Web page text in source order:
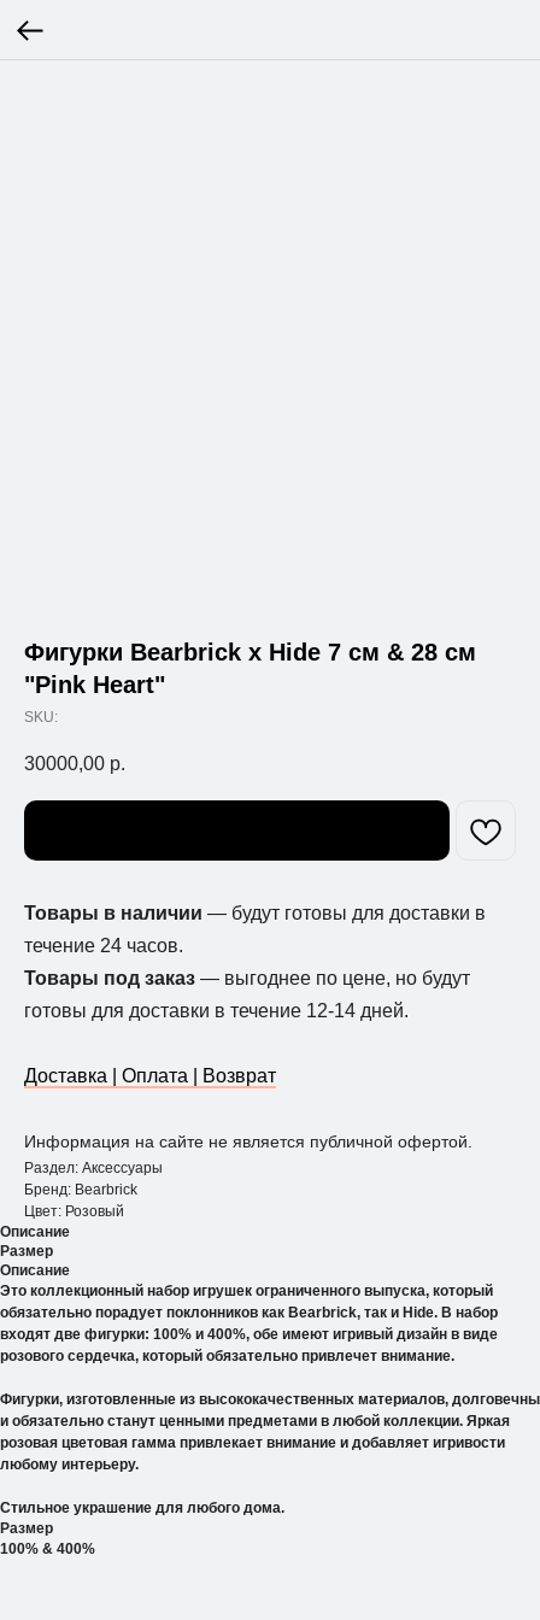
Фигурки Bearbrick x Hide 7 см & 28 см
"Pink Heart"
SKU:
30000,00 р.
Товары в наличии — будут готовы для доставки в
течение 24 часов.
Товары под заказ — выгоднее по цене, но будут
готовы для доставки в течение 12-14 дней.
Доставка | Оплата | Возврат
Информация на сайте не является публичной офертой.
Раздел: Аксессуары
Бренд: Bearbrick
Цвет: Розовый
Описание
Размер
Описание
Это коллекционный набор игрушек ограниченного выпуска, который
обязательно порадует поклонников как Bearbrick, так и Hide. В набор
входят две фигурки: 100% и 400%, обе имеют игривый дизайн в виде
розового сердечка, который обязательно привлечет внимание.
Фигурки, изготовленные из высококачественных материалов, долговечны
и обязательно станут ценными предметами в любой коллекции. Яркая
розовая цветовая гамма привлекает внимание и добавляет игривости
любому интерьеру.
Стильное украшение для любого дома.
Размер
100% & 400%